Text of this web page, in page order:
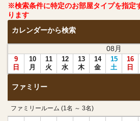
※検索条件に特定のお部屋タイプを指定
ります
カレンダーから検索
08 月
9
日
10
月
11
火
12
水
13
木
14
金
15
土
16
日
ファミリー
ファミリールーム (1名 ～ 3名)